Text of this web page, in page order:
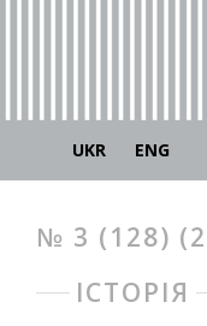
UKR ENG
№ 3 (128)
ІСТОРІЯ